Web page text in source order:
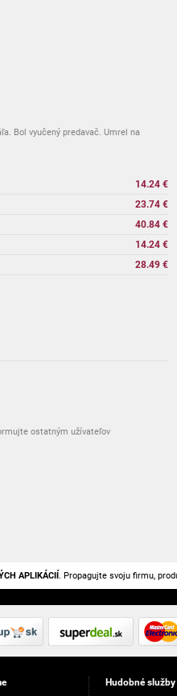
Bol vyučený predavač. Umrel na
14.24 €
23.74 €
40.84 €
14.24 €
28.49 €
ostatným užívateľov
APLIKÁCIÍ. Propagujte svoju firmu,
Hudobné služby